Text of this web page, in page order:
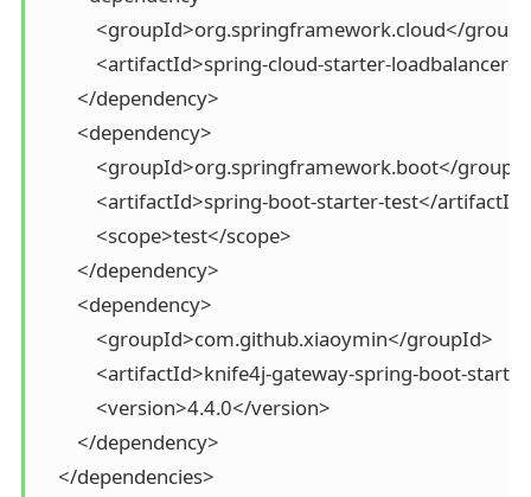
<groupId>org.springframework.cloud</
<artifactId>spring-cloud-starter-
        </dependency>
        <dependency>
<groupId>org.springframework.boot</
<artifactId>spring-boot-starter-test</
            <scope>test</scope>
        </dependency>
        <dependency>
            <groupId>com.github.xiaoymin</groupId>
<artifactId>knife4j-gateway-spring-boot-
            <version>4.4.0</version>
        </dependency>
    </dependencies>